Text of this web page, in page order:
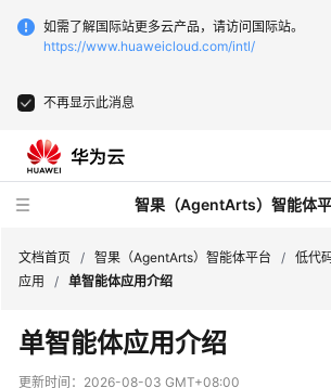
如需了解国际站更多云产品，请访问国际站。
https://www.huaweicloud.com/intl/
不再显示此消息
智果（AgentArts）智能体
最
新
动
文档首页 / 智果（AgentArts）智能体平台 / 低代
应用
/ 单智能体应用介绍
单智能体应用介绍
更新时间： 2026-08-03 GMT+08:00